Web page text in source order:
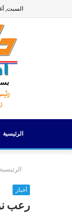
السبت,
الرئيسية
الرئيسية
أخبار
رعب